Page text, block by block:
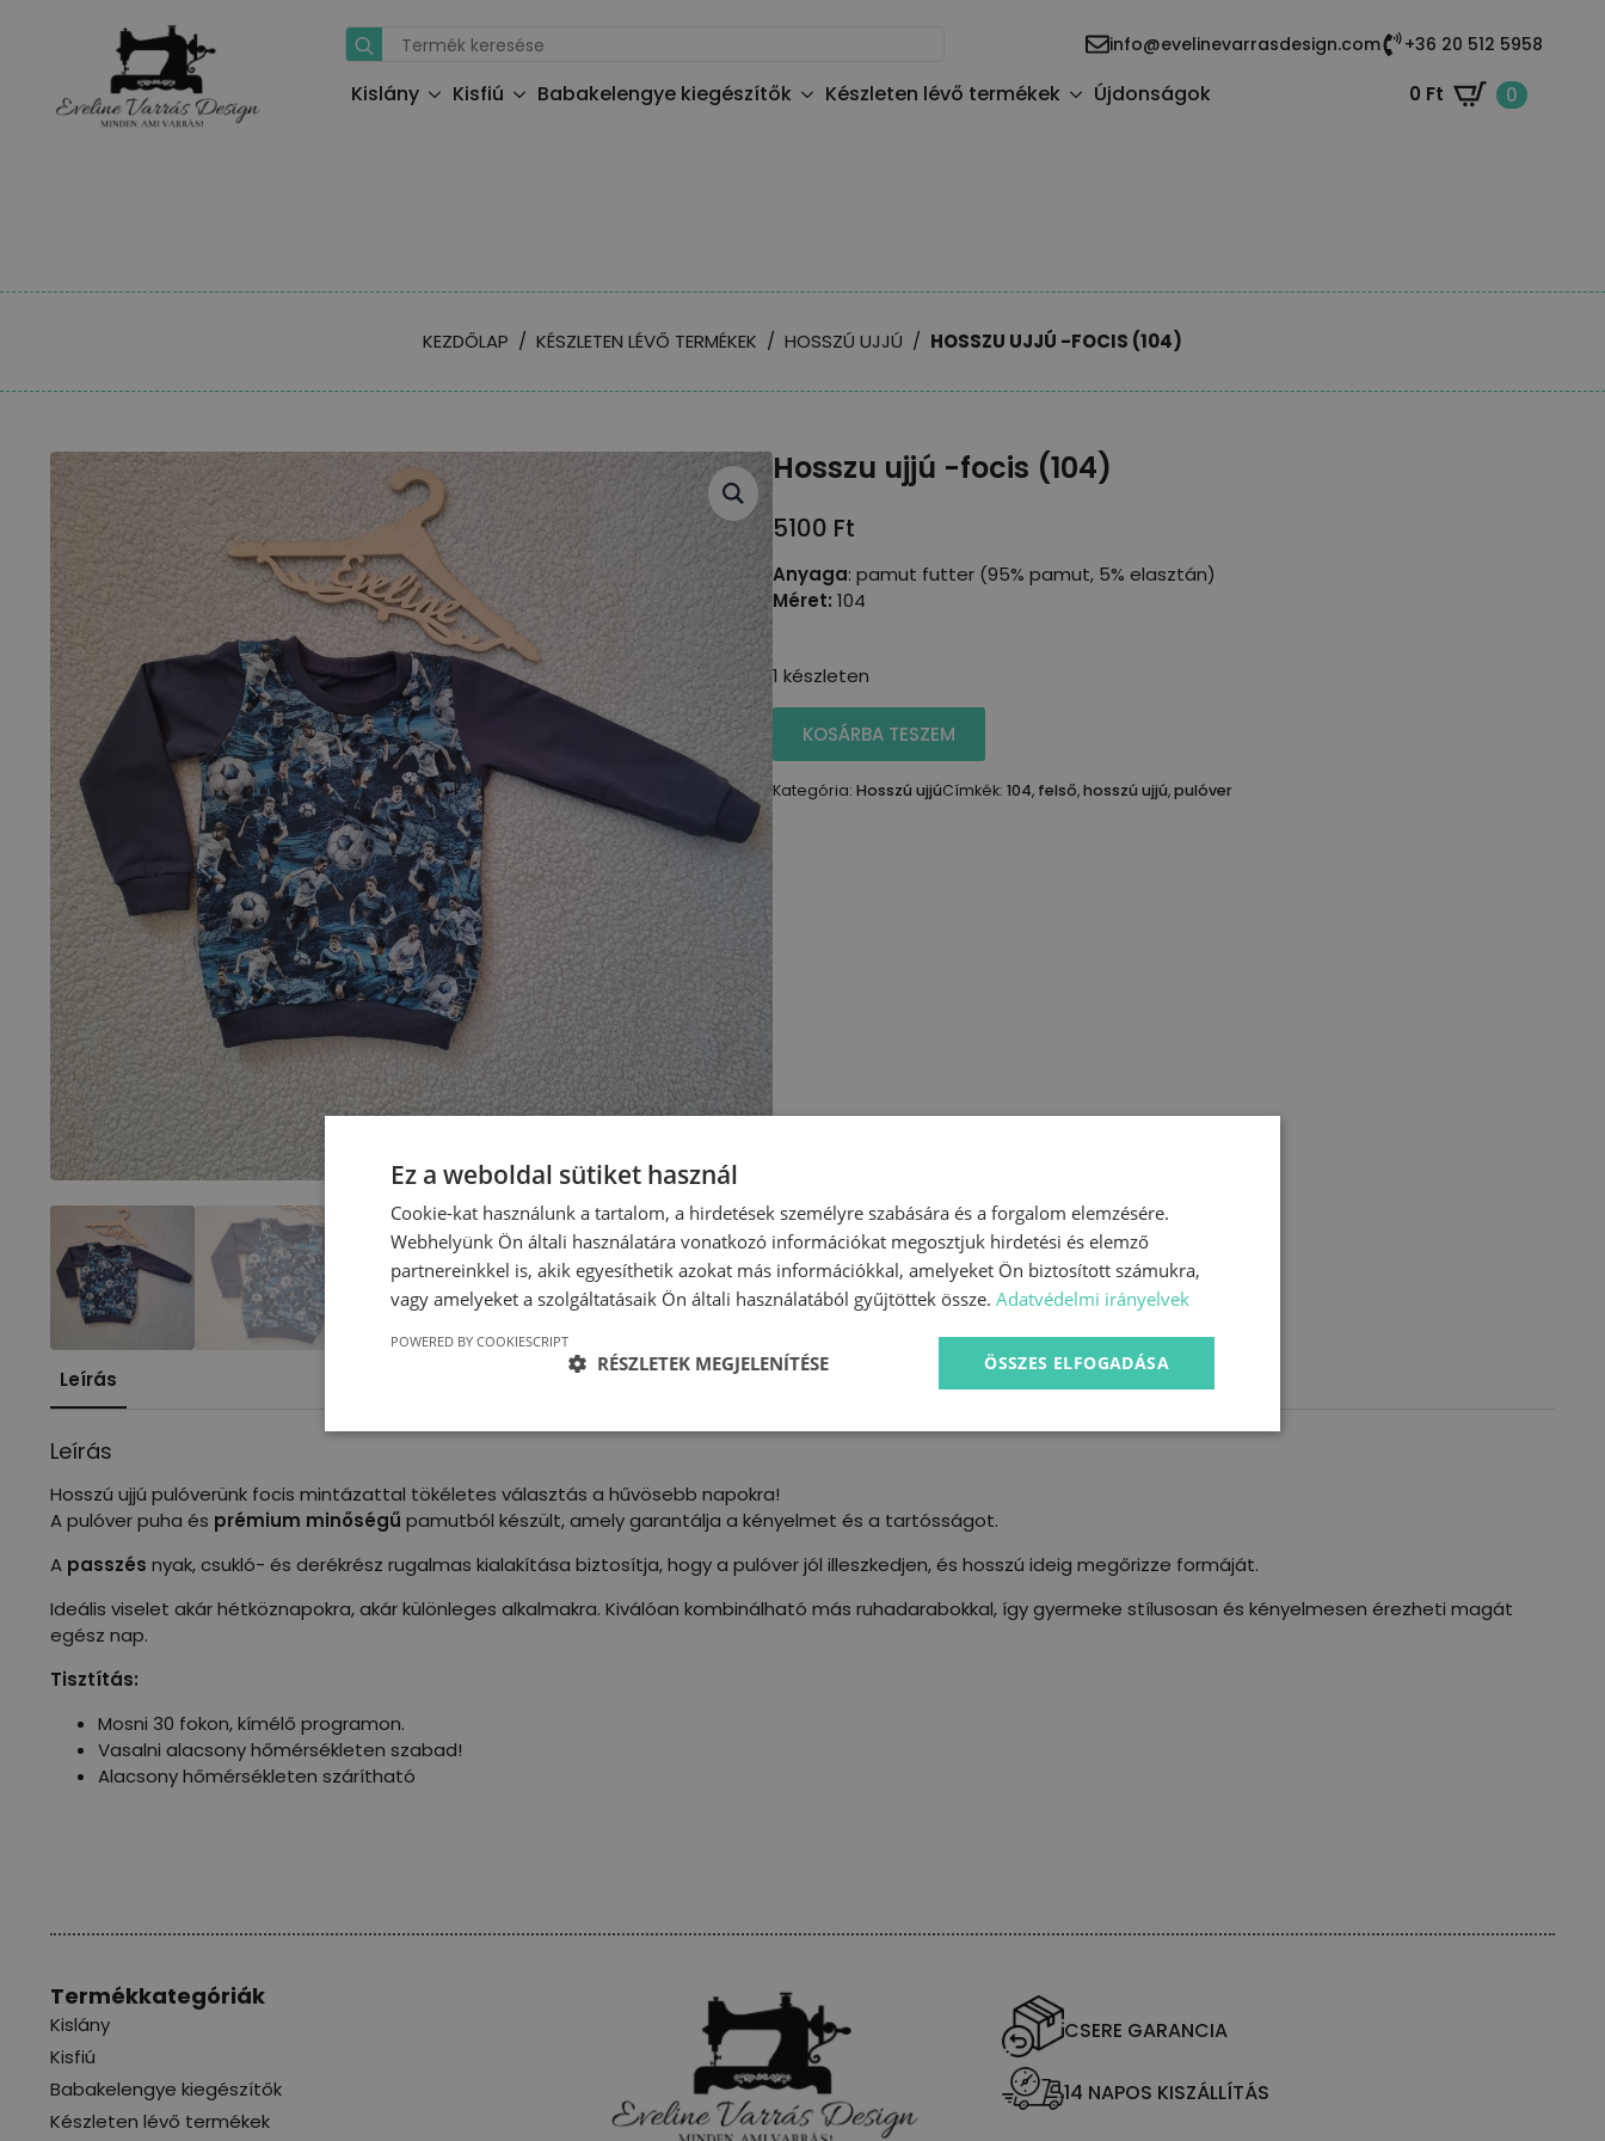
Search
for:
info@evelinevarrasdesign.com +36 20 512 5958
Kislány Kisfiú Babakelengye kiegészítők Készleten lévő termékek Újdonságok 0 Ft 0
KEZDŐLAP KÉSZLETEN LÉVŐ TERMÉKEK HOSSZÚ UJJÚ HOSSZU UJJÚ -FOCIS (104)
Hosszu ujjú -focis (104)
5100 Ft
Anyaga: pamut futter (95% pamut, 5% elasztán)
Méret: 104
1 készleten
KOSÁRBA TESZEM
Kategória: Hosszú ujjúCímkék: 104, felső,hosszú ujjú,pulóver
Leírás
Leírás
Hosszú ujjú pulóverünk focis mintázattal tökéletes választás a hűvösebb napokra!
A pulóver puha és prémium minőségű pamutból készült, amely garantálja a kényelmet és a tartósságot.
A passzés nyak, csukló- és derékrész rugalmas kialakítása biztosítja, hogy a pulóver jól illeszkedjen, és hosszú ideig megőrizze formáját.
Ideális viselet akár hétköznapokra, akár különleges alkalmakra. Kiválóan kombinálható más ruhadarabokkal, így gyermeke stílusosan és kényelmesen érezheti magát
egész nap.
Tisztítás:
Mosni 30 fokon, kímélő programon.
Vasalni alacsony hőmérsékleten szabad!
Alacsony hőmérsékleten szárítható
Termékkategóriák
Kislány
Kisfiú
Babakelengye kiegészítők
Készleten lévő termékek
CSERE GARANCIA
14 NAPOS KISZÁLLÍTÁS
Ez a weboldal sütiket használ
Cookie-kat használunk a tartalom, a hirdetések személyre szabására és a forgalom elemzésére.
Webhelyünk Ön általi használatára vonatkozó információkat megosztjuk hirdetési és elemző
partnereinkkel is, akik egyesíthetik azokat más információkkal, amelyeket Ön biztosított számukra,
vagy amelyeket a szolgáltatásaik Ön általi használatából gyűjtöttek össze. Adatvédelmi irányelvek
ÖSSZES ELFOGADÁSA
RÉSZLETEK MEGJELENÍTÉSE
POWERED BY COOKIESCRIPT